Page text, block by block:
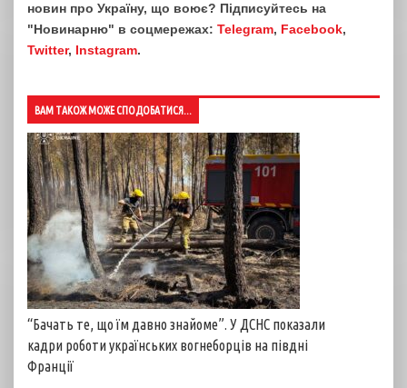
новин про Україну, що воює? Підписуйтесь на
"Новинарню" в соцмережах: Telegram, Facebook,
Twitter, Instagram.
ВАМ ТАКОЖ МОЖЕ СПОДОБАТИСЯ...
“Бачать те, що їм давно знайоме”. У ДСНС показали
кадри роботи українських вогнеборців на півдні
Франції